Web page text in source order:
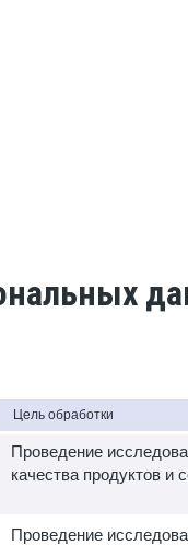
Цель обработки
Проведение
качества продуктов и
Проведение